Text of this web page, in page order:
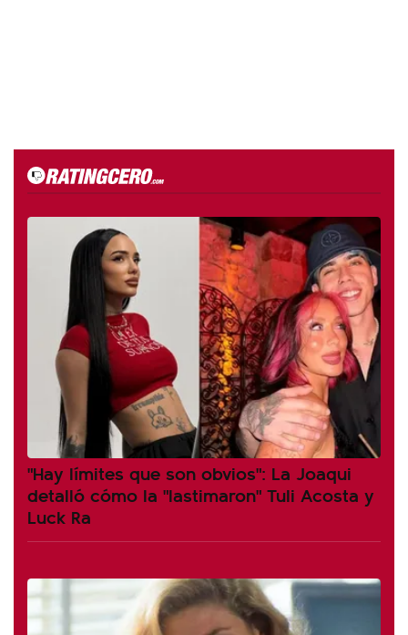
"Hay límites que son obvios": La Joaqui
detalló cómo la "lastimaron" Tuli Acosta y
Luck Ra